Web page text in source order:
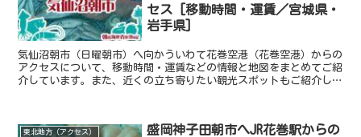
セス [移動時間・運賃／宮城県・
岩手県]
気仙沼朝市（日曜朝市）へ向かういわて花巻空港（花巻空港）からの
アクセスについて、移動時間・運賃などの情報と地図をまとめてご紹
介しています。また、近くの立ち寄りたい観光スポットもご紹介して
東北地方（アクセス）
盛岡神子田朝市へJR花巻駅からの